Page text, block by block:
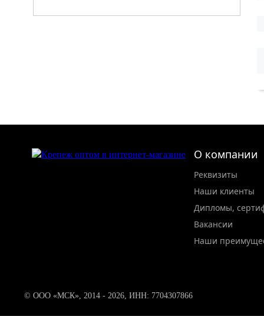
О компании
Реквизиты
Наши клиенты
Дипломы,
Вакансии
Наши
© ООО «МСК», 2014 - 2026, ИНН: 7704307866